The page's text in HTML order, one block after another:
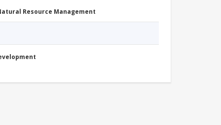
Resource Management